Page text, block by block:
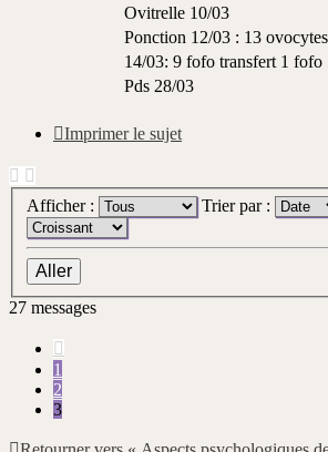
Ovitrelle 10/03
Ponction 12/03 : 13
14/03: 9 fofo transfert 1 fofo
Pds 28/03
Imprimer le sujet
Afficher : Trier par :
27 messages
1
2
3